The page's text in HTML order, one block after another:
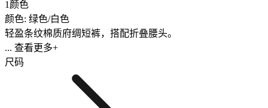
1颜色
颜色: 绿色/白色
轻盈条纹棉质府绸短裤，搭配折叠腰头。
... 查看更多+
尺码